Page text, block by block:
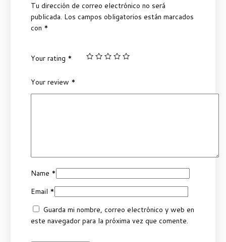
Tu dirección de correo electrónico no será
publicada. Los campos obligatorios están marcados
con *
Your rating *
Your review *
Name *
Email *
Guarda mi nombre, correo electrónico y web en
este navegador para la próxima vez que comente.